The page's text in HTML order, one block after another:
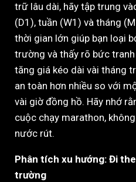
trữ lâu dài, hãy tập trung
(D1), tuần (W1) và tháng
thời gian lớn giúp bạn loại
trường và thấy rõ bức
tăng giá kéo dài vài tháng
an toàn hơn nhiều so với
vài giờ đồng hồ. Hãy nhớ
cuộc chạy marathon,
nước rút.
Phân tích xu hướng: Đi
trường